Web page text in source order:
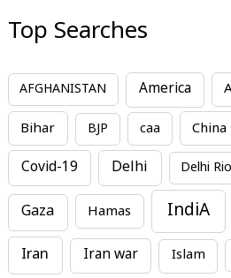
Top Searches
AFGHANISTAN America
Bihar BJP caa China
Covid-19 Delhi Delhi
Gaza Hamas IndiA
Iran Iran war Islam